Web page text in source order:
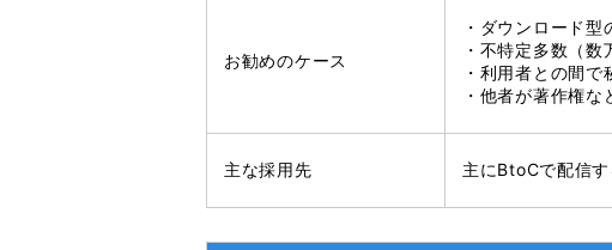
お勧めのケース
・ダウンロード
・不特定多数（
・利用者との間
・他者が著作権
主な採用先 主にBtoCで配信